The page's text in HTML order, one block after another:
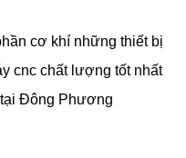
cơ khí những thiết bị
cnc chất lượng tốt nhất
Đông Phương